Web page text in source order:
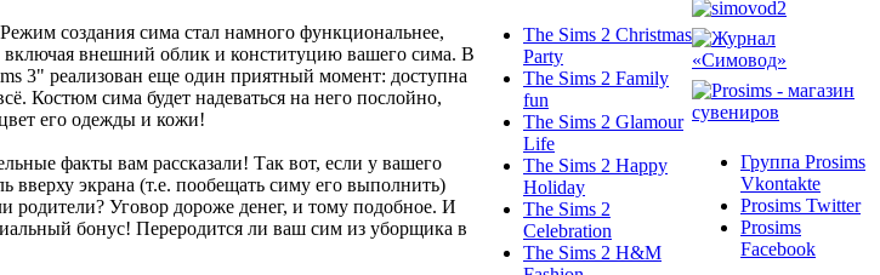
создания сима стал намного функциональнее,
включая внешний облик и конституцию вашего сима. В
3" реализован еще один приятный момент: доступна
Костюм сима будет надеваться на него послойно,
его одежды и кожи!
факты вам рассказали! Так вот, если у вашего
вверху экрана (т.е. пообещать симу его выполнить)
родители? Уговор дороже денег, и тому подобное. И
бонус! Переродится ли ваш сим из уборщика в
The Sims 2 Christmas
Party
The Sims 2 Family
fun
The Sims 2 Glamour
Life
The Sims 2 Happy
Holiday
The Sims 2
Celebration
The Sims 2 H&M
Группа Prosims
Vkontakte
Prosims Twitter
Prosims
Facebook